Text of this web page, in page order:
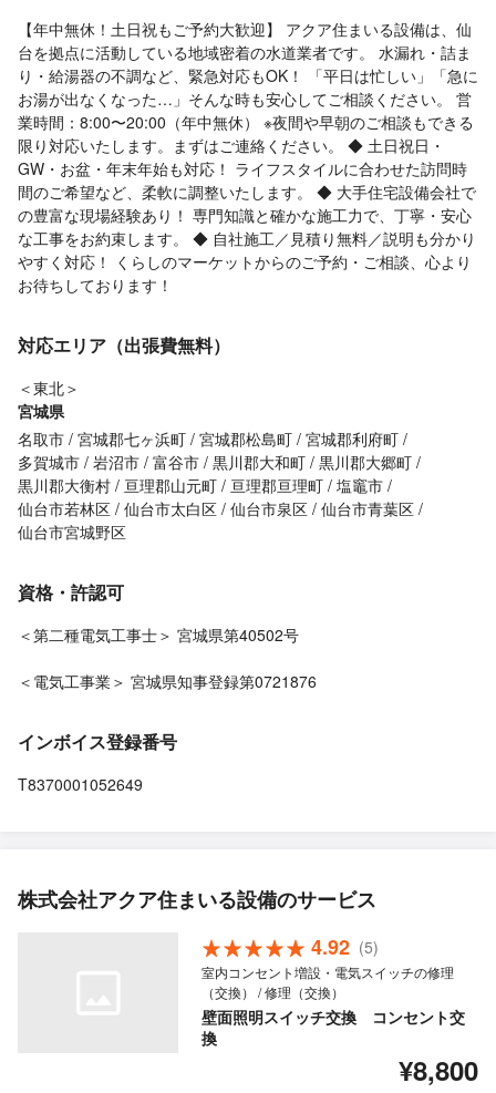
【年中無休！土日祝もご予約大歓迎】 アクア住まいる設備は、仙
台を拠点に活動している地域密着の水道業者です。 水漏れ・詰ま
り・給湯器の不調など、緊急対応もOK！ 「平日は忙しい」「急に
お湯が出なくなった…」そんな時も安心してご相談ください。 営
業時間：8:00〜20:00（年中無休） ※夜間や早朝のご相談もできる
限り対応いたします。まずはご連絡ください。 ◆ 土日祝日・
GW・お盆・年末年始も対応！ ライフスタイルに合わせた訪問時
間のご希望など、柔軟に調整いたします。 ◆ 大手住宅設備会社で
の豊富な現場経験あり！ 専門知識と確かな施工力で、丁寧・安心
な工事をお約束します。 ◆ 自社施工／見積り無料／説明も分かり
やすく対応！ くらしのマーケットからのご予約・ご相談、心より
お待ちしております！
対応エリア（出張費無料）
＜東北＞
宮城県
名取市 宮城郡七ヶ浜町 宮城郡松島町 宮城郡利府町
多賀城市 岩沼市 富谷市 黒川郡大和町 黒川郡大郷町
黒川郡大衡村
亘理郡山元町 亘理郡亘理町 塩竈市
仙台市若林区 仙台市太白区 仙台市泉区 仙台市青葉区
仙台市宮城野区
資格・許認可
＜第二種電気工事士＞ 宮城県第40502号
＜電気工事業＞ 宮城県知事登録第0721876
インボイス登録番号
T8370001052649
株式会社アクア住まいる設備のサービス
4.92 (5)
室内コンセント増設・電気スイッチの修理
（交換） / 修理（交換）
壁面照明スイッチ交換 コンセント交
換
¥8,800